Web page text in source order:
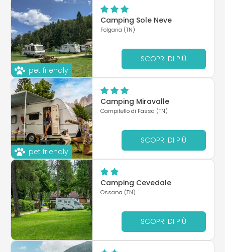
pet friendly
Camping Sole Neve
Folgaria (TN)
SCOPRI DI PIÙ
pet friendly
Camping Miravalle
Campitello di Fassa (TN)
SCOPRI DI PIÙ
Camping Cevedale
Ossana (TN)
SCOPRI DI PIÙ